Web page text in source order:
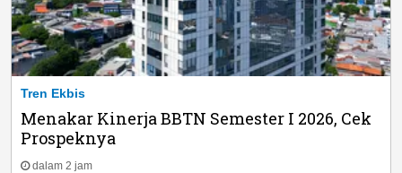
Tren Ekbis
Menakar Kinerja BBTN Semester I 2026, Cek
Prospeknya
dalam 2 jam